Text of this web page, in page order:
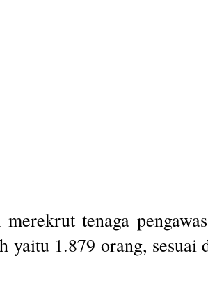
tenaga
yaitu 1.879 orang,